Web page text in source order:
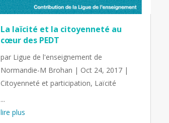
La laïcité et la citoyenneté au
cœur des PEDT
par Ligue de l'enseignement de
Normandie-M Brohan | Oct 24, 2017 |
Citoyenneté et participation, Laïcité
...
lire plus